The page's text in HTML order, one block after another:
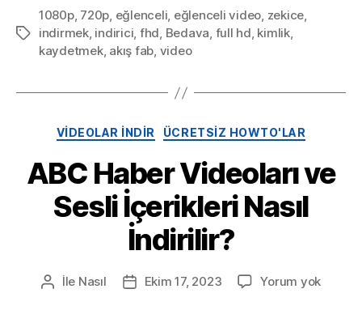
Etiketler
1080p, 720p, eğlenceli, eğlenceli video, zekice,
indirmek, indirici, fhd, Bedava, full hd, kimlik,
kaydetmek, akış fab, video
Kategoriler
VIDEOLAR INDIR ÜCRETSIZ HOWTO'LAR
ABC Haber Videoları ve
Sesli İçerikleri Nasıl
İndirilir?
Gönderi
İle Nasıl
PostaEkim 17, 2023 Yorum yokAçık